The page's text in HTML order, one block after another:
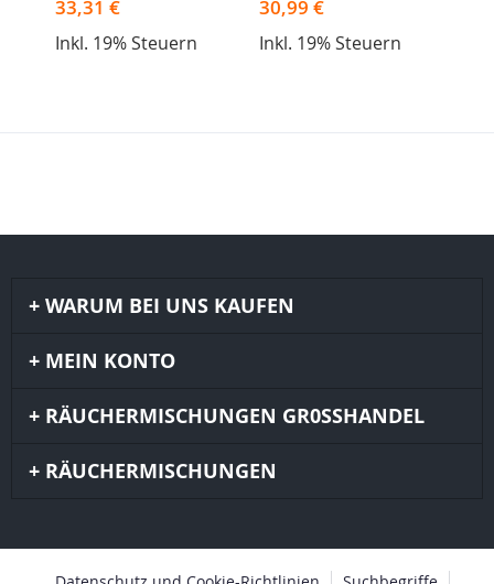
33,31 €
Inkl. 19% Steuern
Warenkorb
30,99 €
Inkl. 19% Steuern
Warenkorb
WARUM BEI UNS KAUFEN
MEIN KONTO
RÄUCHERMISCHUNGEN GR0SSHANDEL
RÄUCHERMISCHUNGEN